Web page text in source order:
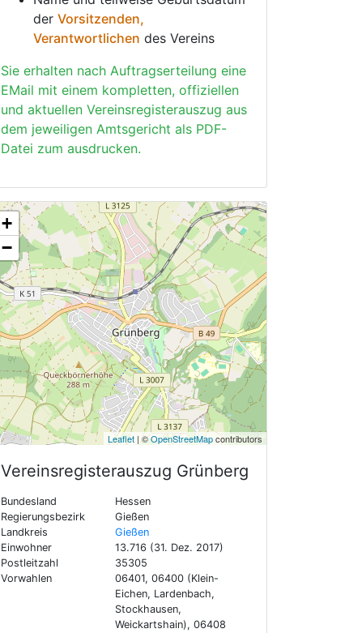
der Vorsitzenden,
Verantwortlichen des Vereins
Sie erhalten nach Auftragserteilung eine
EMail mit einem kompletten, offiziellen
und aktuellen Vereinsregisterauszug aus
dem jeweiligen Amtsgericht als PDF-
Datei zum ausdrucken.
+
−
Leaflet | ©OpenStreetMapcontributors
Vereinsregisterauszug Grünberg
Bundesland
Hessen
Regierungsbezirk
Gießen
Landkreis
Gießen
Einwohner
13.716 (31. Dez. 2017)
Postleitzahl
35305
Vorwahlen
06401, 06400 (Klein-
Eichen, Lardenbach,
Stockhausen,
Weickartshain), 06408